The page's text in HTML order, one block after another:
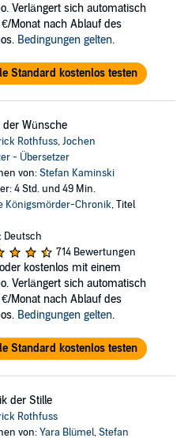
Verlängert sich automatisch
Monat nach Ablauf des
Bedingungen gelten.
Standard kostenlos testen
der Wünsche
Rothfuss,Jochen
- Übersetzer
von:Stefan Kaminski
4 Std. und 49 Min.
Königsmörder-Chronik, Titel
Deutsch
714 Bewertungen
oder kostenlos mit einem
Verlängert sich automatisch
Monat nach Ablauf des
Bedingungen gelten.
Standard kostenlos testen
der Stille
Rothfuss
von:Yara Blümel,Stefan